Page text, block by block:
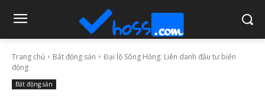
Trang chủ Bất động sản
Đại lộ Sông Hồng: Liên danh đầu tư biến
động
Bất động sản